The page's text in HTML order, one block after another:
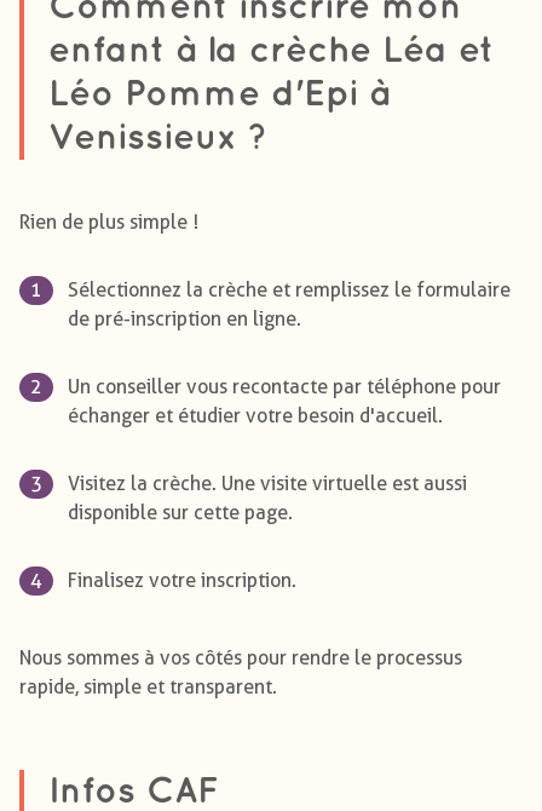
Comment inscrire mon
enfant à la crèche Léa et
Léo Pomme d'Epi à
Venissieux ?
Rien de plus simple !
Sélectionnez la crèche et remplissez le formulaire
de pré-inscription en ligne.
Un conseiller vous recontacte par téléphone pour
échanger et étudier votre besoin d'accueil.
Visitez la crèche. Une visite virtuelle est aussi
disponible sur cette page.
Finalisez votre inscription.
Nous sommes à vos côtés pour rendre le processus
rapide, simple et transparent.
Infos CAF